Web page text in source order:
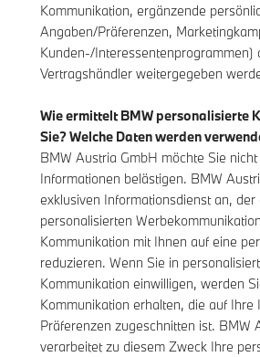
Kommunikation, ergänzende
Angaben/Präferenzen,
Kunden-/Interessentenprogrammen)
Vertragshändler weitergegeben
Wie ermittelt BMW personalisierte
Sie? Welche Daten werden
BMW Austria GmbH möchte Sie
Informationen belästigen. BMW
exklusiven Informationsdienst an, der
personalisierten
Kommunikation mit Ihnen auf eine
reduzieren. Wenn Sie in
Kommunikation einwilligen, werden
Kommunikation erhalten, die auf Ihre
Präferenzen zugeschnitten ist. BMW
verarbeitet zu diesem Zweck Ihre